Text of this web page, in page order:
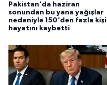
Pakistan'da haziran
sonundan bu yana yağışlar
nedeniyle 150'den fazla kişi
hayatını kaybetti